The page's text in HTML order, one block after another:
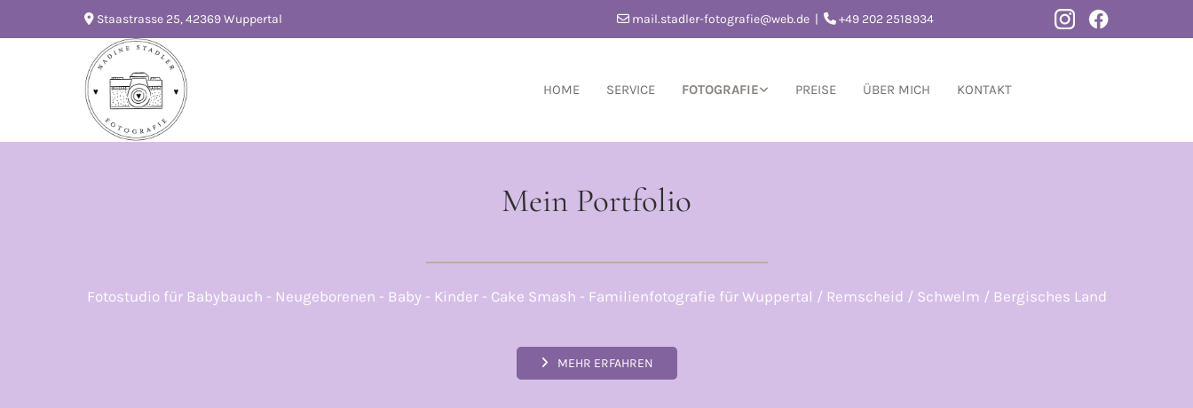
 Staastrasse 25, 42369 Wuppertal  mail.stadler-fotografie@web.de|  +49 202 2518934
HOME SERVICE FOTOGRAFIE PREISE ÜBER MICH KONTAKT
Mein Portfolio
Fotostudio für Babybauch - Neugeborenen - Baby - Kinder - Cake Smash - Familienfotografie für Wuppertal / Remscheid / Schwelm / Bergisches Land
MEHR ERFAHREN